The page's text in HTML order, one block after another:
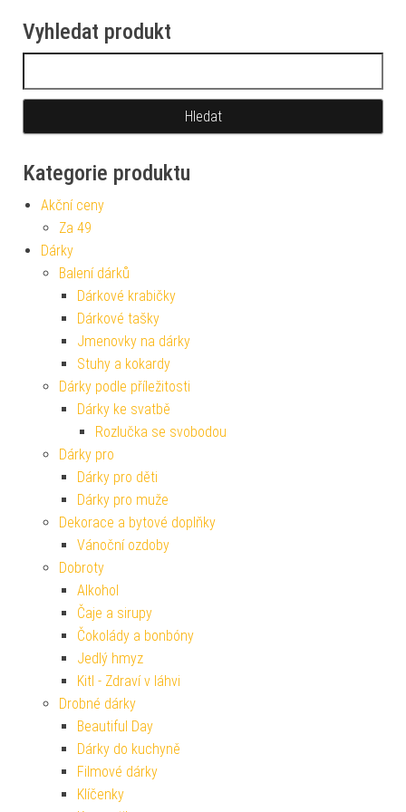
Vyhledat produkt
Kategorie produktu
Akční ceny
Za 49
Dárky
Balení dárků
Dárkové krabičky
Dárkové tašky
Jmenovky na dárky
Stuhy a kokardy
Dárky podle příležitosti
Dárky ke svatbě
Rozlučka se svobodou
Dárky pro
Dárky pro děti
Dárky pro muže
Dekorace a bytové doplňky
Vánoční ozdoby
Dobroty
Alkohol
Čaje a sirupy
Čokolády a bonbóny
Jedlý hmyz
Kitl - Zdraví v láhvi
Drobné dárky
Beautiful Day
Dárky do kuchyně
Filmové dárky
Klíčenky